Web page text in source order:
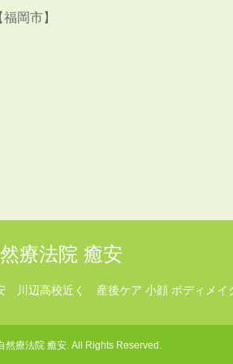
岡市】
療法院 癒安
川辺高校近く 産後ケア 小顔 ボディメイ
然療法院 癒安. All Rights Reserved.